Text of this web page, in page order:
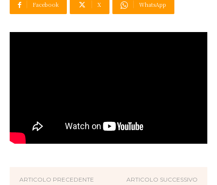
Facebook X WhatsApp
ARTICOLO PRECEDENTE ARTICOLO SUCCESSIVO